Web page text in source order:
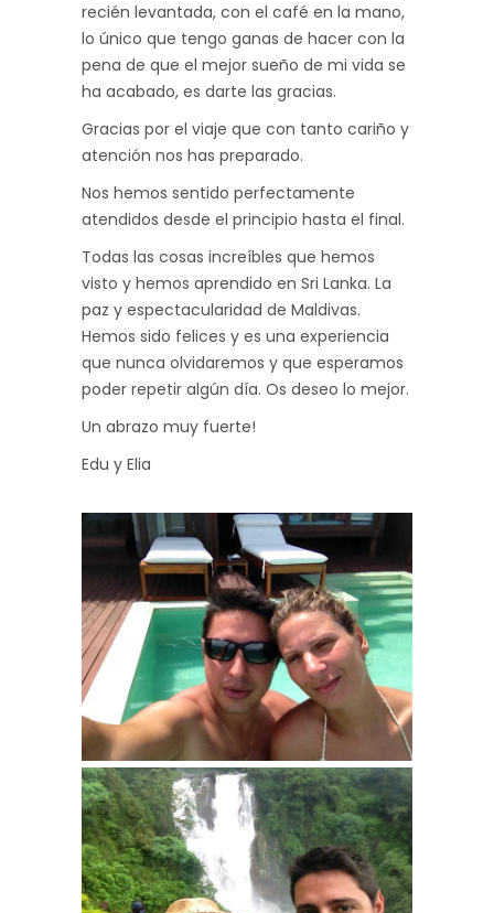
recién levantada, con el café en la mano,
lo único que tengo ganas de hacer con la
pena de que el mejor sueño de mi vida se
ha acabado, es darte las gracias.
Gracias por el viaje que con tanto cariño y
atención nos has preparado.
Nos hemos sentido perfectamente
atendidos desde el principio hasta el final.
Todas las cosas increíbles que hemos
visto y hemos aprendido en Sri Lanka. La
paz y espectacularidad de Maldivas.
Hemos sido felices y es una experiencia
que nunca olvidaremos y que esperamos
poder repetir algún día. Os deseo lo mejor.
Un abrazo muy fuerte!
Edu y Elia